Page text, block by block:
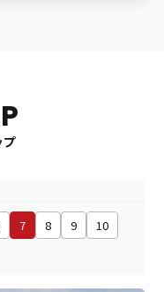
プ
7 8 9
10